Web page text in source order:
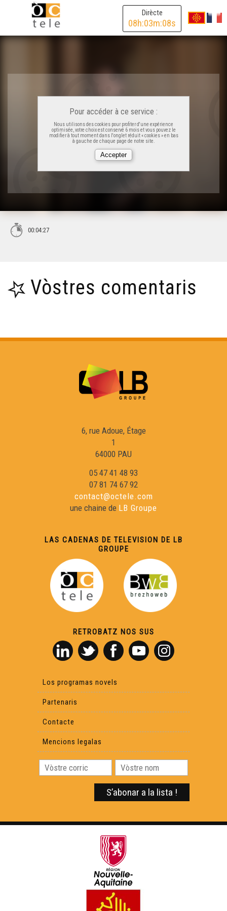
Dirècte
08h:03m:08s
Pour accéder à ce service :
Nous utilisons des cookies pour profiter d'une expérience
optimisée, votre choix est conservé 6 mois et vous pouvez le
modifier à tout moment dans l'onglet réduit « cookies » en bas
à gauche de chaque page de notre site.
00:04:27
Vòstres comentaris
6, rue Adoue, Étage
1
64000 PAU
05 47 41 48 93
07 81 74 67 92
contact@octele.com
une chaine de LB Groupe
LAS CADENAS DE TELEVISION DE LB
GROUPE
RETROBATZ NOS SUS
Los programas novels
Partenaris
Contacte
Mencions legalas